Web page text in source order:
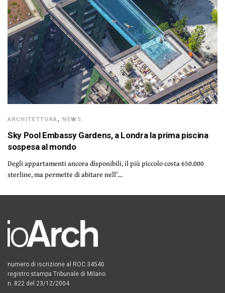
ARCHITETTURA,NEWS
Sky Pool Embassy Gardens, a Londra la prima piscina
sospesa al mondo
Degli appartamenti ancora disponibili, il più piccolo costa 650.000
sterline, ma permette di abitare nell’…
numero di iscrizione al ROC 34540
registro stampa Tribunale di Milano
n. 822 del 23/12/2004